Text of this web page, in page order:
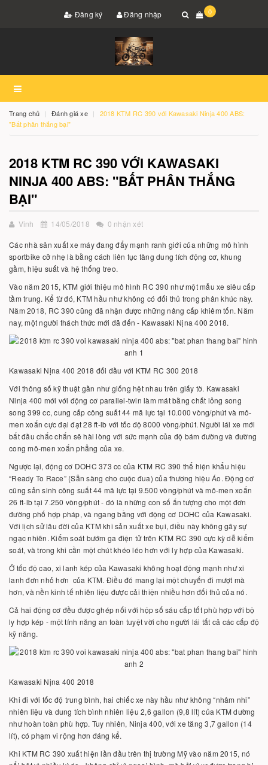
Đăng ký Đăng nhập 0
Trang chủ Đánh giá xe
2018 KTM RC 390 với Kawasaki Ninja 400 ABS:
"Bất phân thắng bại"
2018 KTM RC 390 VỚI KAWASAKI
NINJA 400 ABS: "BẤT PHÂN THẮNG
BẠI"
Vinh 14/05/2018 0 nhận xét
Các nhà sản xuất xe máy đang đẩy mạnh ranh giới của những mô hình
sportbike cỡ nhẹ là bằng cách liên tục tăng dung tích động cơ, khung
gầm, hiệu suất và hệ thống treo.
Vào năm 2015, KTM giới thiệu mô hình RC 390 như một mẫu xe siêu cấp
tầm trung. Kể từ đó, KTM hầu như không có đối thủ trong phân khúc này.
Năm 2018, RC 390 cũng đã nhận được những nâng cấp khiêm tốn. Năm
nay, một người thách thức mới đã đến - Kawasaki Nịna 400 2018.
Kawasaki Nịna 400 2018 đối đầu với KTM RC 300 2018
Với thông số kỹ thuật gần như giống hệt nhau trên giấy tờ. Kawasaki
Ninja 400 mới với động cơ parallel-twin làm mát bằng chất lỏng song
song 399 cc, cung cấp công suất 44 mã lực tại 10.000 vòng/phút và mô-
men xoắn cực đại đạt 28 ft-lb với tốc độ 8000 vòng/phút. Người lái xe mới
bắt đầu chắc chắn sẽ hài lòng với sức mạnh của độ bám đường và đường
cong mô-men xoắn phẳng của xe.
Ngược lại, động cơ DOHC 373 cc của KTM RC 390 thể hiện khẩu hiệu
“Ready To Race” (Sẵn sàng cho cuộc đua) của thương hiệu Áo. Động cơ
cũng sản sinh công suất 44 mã lực tại 9.500 vòng/phút và mô-men xoắn
26 ft-lb tại 7.250 vòng/phút - đó là những con số ấn tượng cho một đơn
đường phố hợp pháp, và ngang bằng với động cơ DOHC của Kawasaki.
Với lịch sử lâu đời của KTM khi sản xuất xe bụi, điều này không gây sự
ngạc nhiên. Kiểm soát bướm ga điện tử trên KTM RC 390 cực kỳ dễ kiểm
soát, và trong khi cần một chút khéo léo hơn với ly hợp của Kawasaki.
Ở tốc độ cao, xi lanh kép của Kawasaki không hoạt động mạnh như xi
lanh đơn nhỏ hơn của KTM. Điều đó mang lại một chuyến đi mượt mà
hơn, và nền kinh tế nhiên liệu được cải thiện nhiều hơn đối thủ của nó.
Cả hai động cơ đều được ghép nối với hộp số sáu cấp tốt phù hợp với bộ
ly hợp kép - một tính năng an toàn tuyệt vời cho người lái tất cả các cấp độ
kỹ năng.
Kawasaki Nịna 400 2018
Khi đi với tốc độ trung bình, hai chiếc xe này hầu như không “nhâm nhi”
nhiên liệu và dung tích bình nhiên liệu 2,6 gallon (9,8 lít) của KTM dường
như hoàn toàn phù hợp. Tuy nhiên, Ninja 400, với xe tăng 3,7 gallon (14
lít), có phạm vi rộng hơn đáng kể.
Khi KTM RC 390 xuất hiện lần đầu trên thị trường Mỹ vào năm 2015, nó